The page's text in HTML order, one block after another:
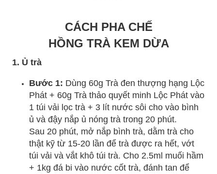
CÁCH PHA CHẾ
HỒNG TRÀ KEM DỪA
1. Ủ trà
Bước 1: Dùng 60g Trà đen thượng hạng Lộc
Phát + 60g Trà thảo quyết minh Lộc Phát vào
1 túi vải lọc trà + 3 lít nước sôi cho vào bình
ủ và đậy nắp ủ nóng trà trong 20 phút.
Sau 20 phút, mở nắp bình trà, dằm trà cho
thật kỹ từ 15-20 lần để trà được ra hết, vớt
túi vải và vắt khô túi trà. Cho 2.5ml muối hầm
+ 1kg đá bi vào nước cốt trà, đánh tan để